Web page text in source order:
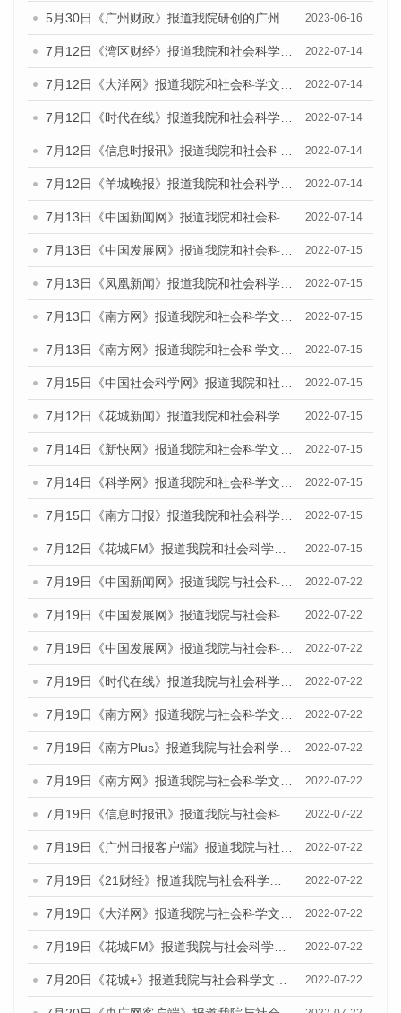
5月30日《广州财政》报道我院研创的广州蓝皮书系列斩获全国第十三届优秀皮书奖3项大奖的媒体文章 2023-06-16
7月12日《湾区财经》报道我院和社会科学文献出版社联合发布的《广州蓝皮书：广州数字经济发展报告（2022）》的媒体文章 2022-07-14
7月12日《大洋网》报道我院和社会科学文献出版社联合发布的《广州蓝皮书：广州数字经济发展报告（2022）》的媒体文章 2022-07-14
7月12日《时代在线》报道我院和社会科学文献出版社联合发布的《广州蓝皮书：广州数字经济发展报告（2022）》的媒体文章 2022-07-14
7月12日《信息时报讯》报道我院和社会科学文献出版社联合发布的《广州蓝皮书：广州数字经济发展报告（2022）》的媒体文章 2022-07-14
7月12日《羊城晚报》报道我院和社会科学文献出版社联合发布的《广州蓝皮书：广州数字经济发展报告（2022）》的媒体文章 2022-07-14
7月13日《中国新闻网》报道我院和社会科学文献出版社联合发布的《广州蓝皮书：广州数字经济发展报告（2022）》的媒体文章 2022-07-14
7月13日《中国发展网》报道我院和社会科学文献出版社联合发布的《广州蓝皮书：广州数字经济发展报告（2022）》的媒体文章 2022-07-15
7月13日《凤凰新闻》报道我院和社会科学文献出版社联合发布的《广州蓝皮书：广州数字经济发展报告（2022）》的媒体文章 2022-07-15
7月13日《南方网》报道我院和社会科学文献出版社联合发布的《广州蓝皮书：广州数字经济发展报告（2022）》的媒体文章 2022-07-15
7月13日《南方网》报道我院和社会科学文献出版社联合发布的《广州蓝皮书：广州数字经济发展报告（2022）》的媒体文章 2022-07-15
7月15日《中国社会科学网》报道我院和社会科学文献出版社联合发布的《广州蓝皮书：广州数字经济发展报告（2022）》的媒体文章 2022-07-15
7月12日《花城新闻》报道我院和社会科学文献出版社联合发布的《广州蓝皮书：广州数字经济发展报告（2022）》的媒体文章 2022-07-15
7月14日《新快网》报道我院和社会科学文献出版社联合发布的《广州蓝皮书：广州数字经济发展报告（2022）》的媒体文章 2022-07-15
7月14日《科学网》报道我院和社会科学文献出版社联合发布的《广州蓝皮书：广州数字经济发展报告（2022）》的媒体文章 2022-07-15
7月15日《南方日报》报道我院和社会科学文献出版社联合发布的《广州蓝皮书：广州数字经济发展报告（2022）》的媒体文章 2022-07-15
7月12日《花城FM》报道我院和社会科学文献出版社联合发布的《广州蓝皮书：广州数字经济发展报告（2022）》的媒体文章 2022-07-15
7月19日《中国新闻网》报道我院与社会科学文献出版社联合发布《广州蓝皮书：广州城乡融合发展报告(2022)》的媒体文章 2022-07-22
7月19日《中国发展网》报道我院与社会科学文献出版社联合发布《广州蓝皮书：广州城乡融合发展报告(2022)》的媒体文章 2022-07-22
7月19日《中国发展网》报道我院与社会科学文献出版社联合发布《广州蓝皮书：广州城乡融合发展报告(2022)》的媒体文章 2022-07-22
7月19日《时代在线》报道我院与社会科学文献出版社联合发布《广州蓝皮书：广州城乡融合发展报告(2022)》的媒体文章 2022-07-22
7月19日《南方网》报道我院与社会科学文献出版社联合发布《广州蓝皮书：广州城乡融合发展报告(2022)》的媒体文章 2022-07-22
7月19日《南方Plus》报道我院与社会科学文献出版社联合发布《广州蓝皮书：广州城乡融合发展报告(2022)》的媒体文章 2022-07-22
7月19日《南方网》报道我院与社会科学文献出版社联合发布《广州蓝皮书：广州城乡融合发展报告(2022)》的媒体文章 2022-07-22
7月19日《信息时报讯》报道我院与社会科学文献出版社联合发布《广州蓝皮书：广州城乡融合发展报告(2022)》的媒体文章 2022-07-22
7月19日《广州日报客户端》报道我院与社会科学文献出版社联合发布《广州蓝皮书：广州城乡融合发展报告(2022)》的媒体文章 2022-07-22
7月19日《21财经》报道我院与社会科学文献出版社联合发布《广州蓝皮书：广州城乡融合发展报告(2022)》的媒体文章 2022-07-22
7月19日《大洋网》报道我院与社会科学文献出版社联合发布《广州蓝皮书：广州城乡融合发展报告(2022)》的媒体文章 2022-07-22
7月19日《花城FM》报道我院与社会科学文献出版社联合发布《广州蓝皮书：广州城乡融合发展报告(2022)》的媒体文章 2022-07-22
7月20日《花城+》报道我院与社会科学文献出版社联合发布《广州蓝皮书：广州城乡融合发展报告(2022)》的媒体文章 2022-07-22